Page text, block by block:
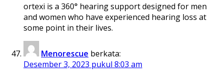
ortexi is a 360° hearing support designed for men
and women who have experienced hearing loss at
some point in their lives.
Menorescue berkata:
Desember 3, 2023 pukul 8:03 am